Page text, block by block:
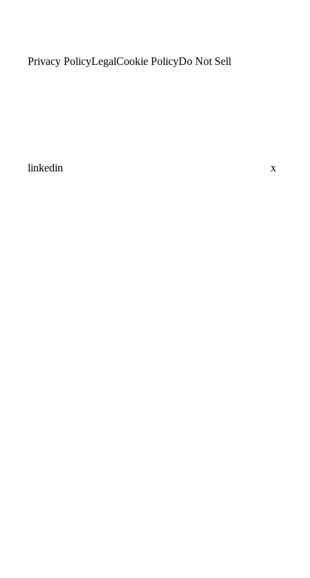
Privacy PolicyLegalCookie PolicyDo Not Sell
linkedin x